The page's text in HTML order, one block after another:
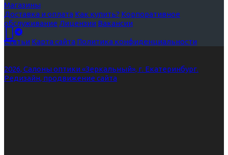
Магазины
Доставка и оплата Как купить? Корпоративное
обслуживание Лицензии Вакансии
Статьи Карта сайта Политика конфиденциальности
2026, Салоны оптики «Зеркальный», г. Екатеринбург.
Редизайн, продвижение сайта